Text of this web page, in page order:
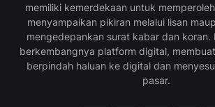
memiliki kemerdekaan untuk
menyampaikan pikiran melalui lisan
mengedepankan surat kabar dan koran.
berkembangnya platform digital,
berpindah haluan ke digital dan
pasar.